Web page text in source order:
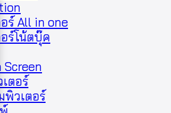
ร์ All in one
ร์โน้ตบุ๊ค
Screen
ตอร์
พิวเตอร์